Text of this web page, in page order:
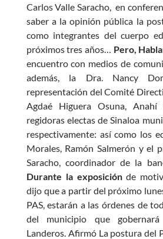
Carlos Valle Saracho, en
saber a la opinión pública la
como integrantes del cuerpo
próximos tres años… Pero,
encuentro con medios de
además, la Dra. Nancy
representación del Comité
Agdaé Higuera Osuna, Anahí
regidoras electas de Sinaloa
respectivamente: así como los
Morales, Ramón Salmerón y el
Saracho, coordinador de la
Durante la exposiciónde
dijo que a partir del próximo
PAS, estarán a las órdenes de
del municipio que gobernará
Landeros. Afirmó La postura del